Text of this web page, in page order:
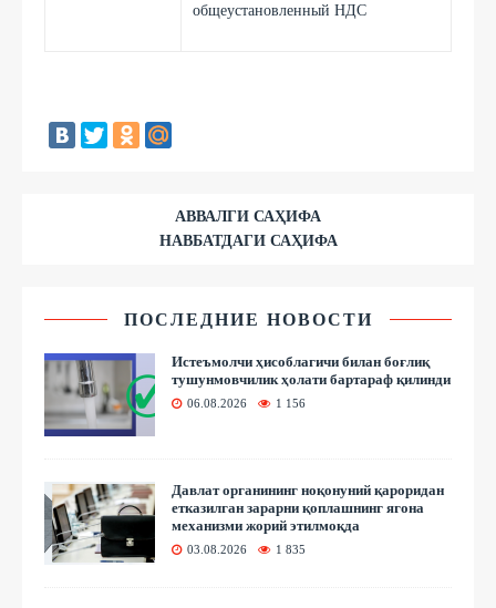
общеустановленный НДС
АВВАЛГИ САҲИФА
НАВБАТДАГИ САҲИФА
ПОСЛЕДНИЕ НОВОСТИ
Истеъмолчи ҳисоблагичи билан боғлиқ
тушунмовчилик ҳолати бартараф қилинди
06.08.2026 1 156
Давлат органининг ноқонуний қароридан
етказилган зарарни қоплашнинг ягона
механизми жорий этилмоқда
03.08.2026 1 835